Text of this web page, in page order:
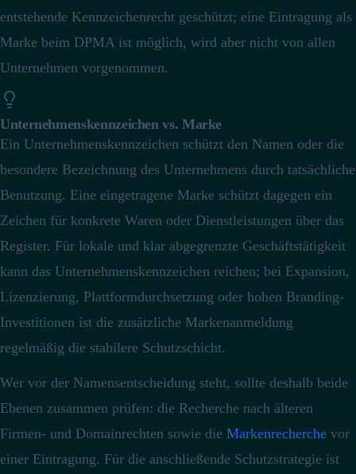
entstehende Kennzeichenrecht geschützt; eine Eintragung als
Marke beim DPMA ist möglich, wird aber nicht von allen
Unternehmen vorgenommen.
Unternehmenskennzeichen vs. Marke
Ein Unternehmenskennzeichen schützt den Namen oder die
besondere Bezeichnung des Unternehmens durch tatsächliche
Benutzung. Eine eingetragene Marke schützt dagegen ein
Zeichen für konkrete Waren oder Dienstleistungen über das
Register. Für lokale und klar abgegrenzte Geschäftstätigkeit
kann das Unternehmenskennzeichen reichen; bei Expansion,
Lizenzierung, Plattformdurchsetzung oder hohen Branding-
Investitionen ist die zusätzliche Markenanmeldung
regelmäßig die stabilere Schutzschicht.
Wer vor der Namensentscheidung steht, sollte deshalb beide
Ebenen zusammen prüfen: die Recherche nach älteren
Firmen- und Domainrechten sowie die Markenrecherche vor
einer Eintragung. Für die anschließende Schutzstrategie ist